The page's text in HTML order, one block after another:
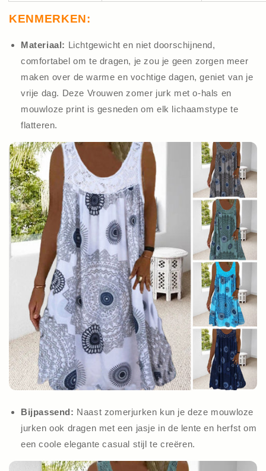
KENMERKEN:
Materiaal: Lichtgewicht en niet doorschijnend,
comfortabel om te dragen, je zou je geen zorgen meer
maken over de warme en vochtige dagen, geniet van je
vrije dag. Deze Vrouwen zomer jurk met o-hals en
mouwloze print is gesneden om elk lichaamstype te
flatteren.
Bijpassend: Naast zomerjurken kun je deze mouwloze
jurken ook dragen met een jasje in de lente en herfst om
een coole elegante casual stijl te creëren.